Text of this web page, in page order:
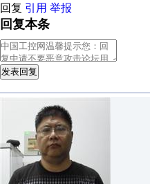
回复 引用 举报
回复本条
发表回复